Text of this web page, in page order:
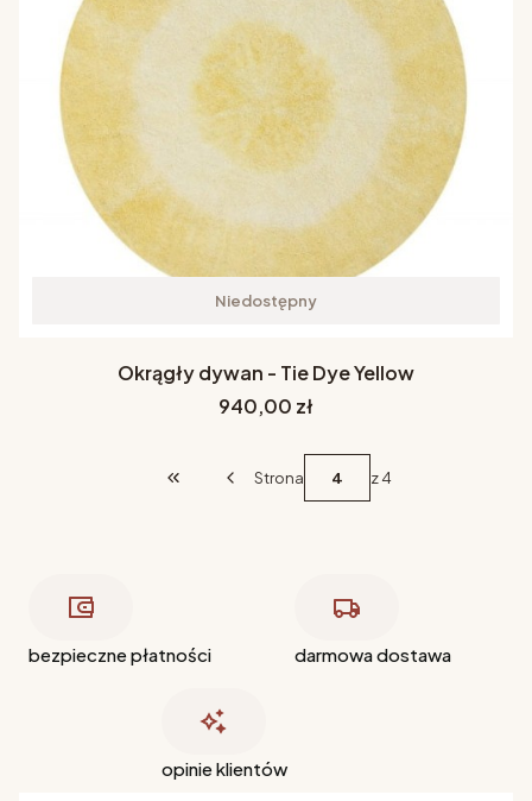
Niedostępny
Okrągły dywan - Tie Dye Yellow
Cena
940,00 zł
Wróć do pierwszej strony z produktami
Strona z 4
bezpieczne płatności darmowa dostawa
opinie klientów